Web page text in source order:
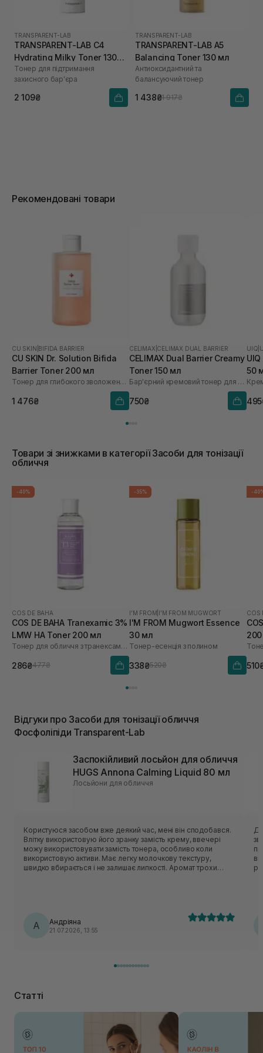
TRANSPARENT-LAB
TRANSPARENT-LAB C4
Hydrating Milky Toner 130
мл
Тонер для підтримання
захисного бар'єра
2 109₴
TRANSPARENT-LAB
TRANSPARENT-LAB A5
Balancing Toner 130 мл
Антиоксидантний та
балансуючий тонер
1 438₴1 917₴
Рекомендовані товари
CU SKIN BIFIDA BARRIER
CU SKIN Dr. Solution Bifida
Barrier Toner 200 мл
Тонер для глибокого зволоження з лізатом біфідобактерій 85%
1 476₴
CELIMAX CELIMAX DUAL BARRIER
CELIMAX Dual Barrier Creamy
Toner 150 мл
Бар'єрний кремовий тонер для обличчя
750₴
UIQ
50
Товари зі знижками в категорії Засоби для тонізації
обличчя
-40%
COS DE BAHA
COS DE BAHA Tranexamic 3%
LMW HA Toner 200 мл
Тонер для обличчя з транексамовою кислотою
286₴477₴
-35%
I'M FROM I'M FROM MUGWORT
I'M FROM Mugwort Essence
30 мл
Тонер-есенція з полином
338₴520₴
-
COS
Відгуки про Засоби для тонізації обличчя
Фосфоліпіди Transparent-Lab
Заспокійливий лосьйон для обличчя
HUGS Annona Calming Liquid 80 мл
Лосьйони для обличчя
Користуюся засобом вже деякий час, мені він сподобався.
Влітку використовую його зранку замість крему, ввечері
можу використовувати замість тонера, особливо коли
використовую активи. Має легку молочкову текстуру,
швидко вбирається і не залишає липкості. Аромат трохи
А Андріяна
21.07.2026, 13:55
Статті